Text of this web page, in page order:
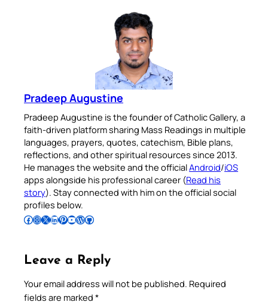
Pradeep Augustine
Pradeep Augustine is the founder of Catholic Gallery, a
faith-driven platform sharing Mass Readings in multiple
languages, prayers, quotes, catechism, Bible plans,
reflections, and other spiritual resources since 2013.
He manages the website and the officialAndroid/iOS
apps alongside his professional career (Read his
story). Stay connected with him on the official social
profiles below.
Follow Pradeep on Facebook Follow Pradeep on InstagramFollow Pradeep on X Follow Pradeep on LinkedIn Follow Pradeep on Pinterest Subscribe to Pradeep’s Youtube Channel Follow Pradeep on WordPress Follow Pradeep on GitHub
Leave a Reply
Your email address will not be published. Required
fields are marked *